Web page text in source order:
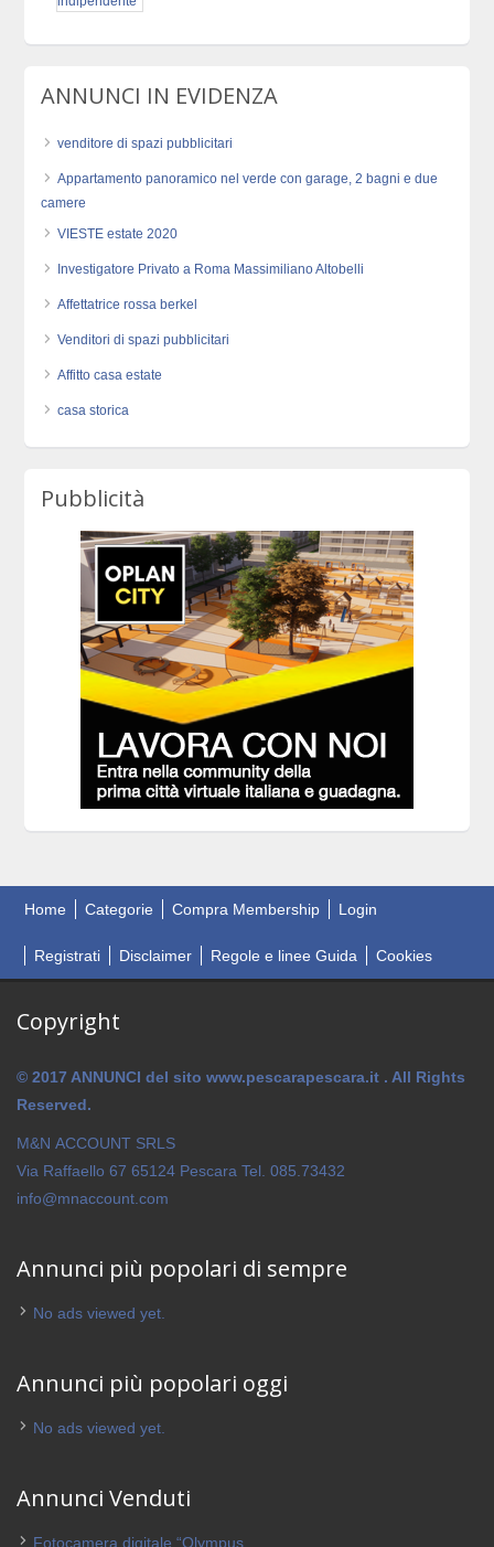
ANNUNCI IN EVIDENZA
venditore di spazi pubblicitari
Appartamento panoramico nel verde con garage, 2 bagni e due
camere
VIESTE estate 2020
Investigatore Privato a Roma Massimiliano Altobelli
Affettatrice rossa berkel
Venditori di spazi pubblicitari
Affitto casa estate
casa storica
Pubblicità
Home Categorie Compra Membership Login
Registrati Disclaimer Regole e linee Guida Cookies
Copyright
© 2017 ANNUNCI del sito www.pescarapescara.it . All Rights
Reserved.
M&N ACCOUNT SRLS
Via Raffaello 67 65124 Pescara Tel. 085.73432
info@mnaccount.com
Annunci più popolari di sempre
No ads viewed yet.
Annunci più popolari oggi
No ads viewed yet.
Annunci Venduti
Fotocamera digitale “Olympus